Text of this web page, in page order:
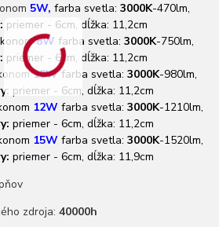
5W,farba svetla:3000K-470lm,
priemer - 6cm, dĺžka: 11,2cm
8Wfarba svetla:3000K-750lm,
priemer - 6cm, dĺžka: 11,2cm
10Wfarba svetla:3000K-980lm,
priemer - 6cm, dĺžka: 11,2cm
12Wfarba svetla:3000K-1210lm,
priemer - 6cm, dĺžka: 11,2cm
15Wfarba svetla:3000K-1520lm,
priemer - 6cm, dĺžka: 11,9cm
zdroja:40000h